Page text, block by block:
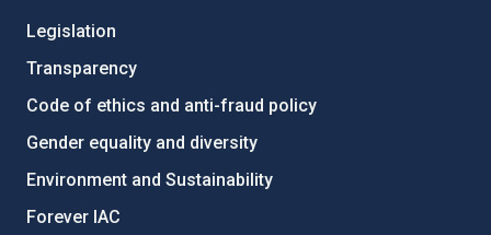
Legislation
Transparency
Code of ethics and anti-fraud policy
Gender equality and diversity
Environment and Sustainability
Forever IAC